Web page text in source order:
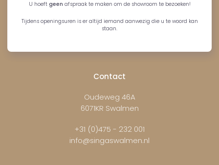
U hoeft geen afspraak te maken om de showroom te bezoeken!
Tijdens openingsuren is er altijd iemand aanwezig die u te woord kan
staan.
Contact
Oudeweg 46A
6071KR Swalmen
+31 (0)475 - 232 001
info@singaswalmen.nl